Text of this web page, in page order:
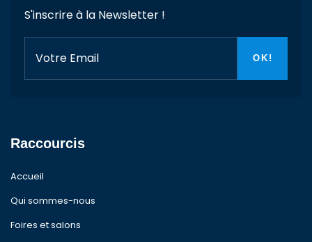
S'inscrire à la Newsletter !
Raccourcis
Accueil
Qui sommes-nous
Foires et salons